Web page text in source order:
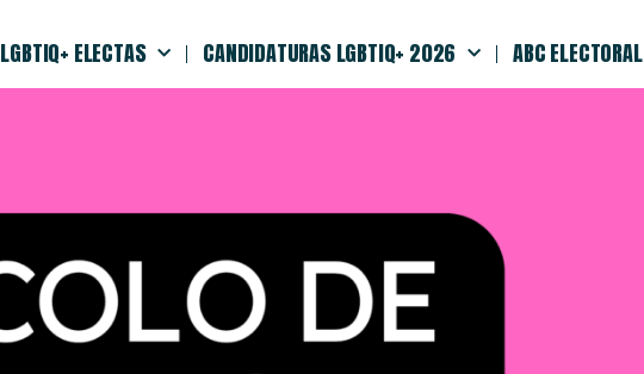
ELECTAS CANDIDATURAS LGBTIQ+ 2026 ABC ELECTORAL